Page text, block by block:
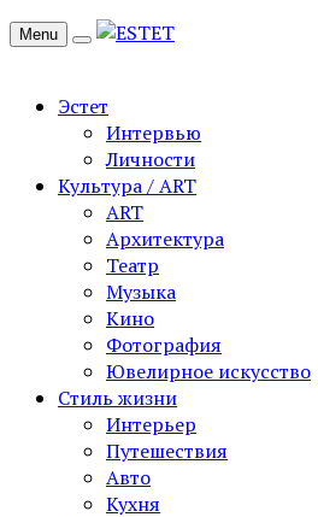
Menu
Эстет
Интервью
Личности
Культура / ART
ART
Архитектура
Театр
Музыка
Кино
Фотография
Ювелирное искусство
Стиль жизни
Интерьер
Путешествия
Авто
Кухня